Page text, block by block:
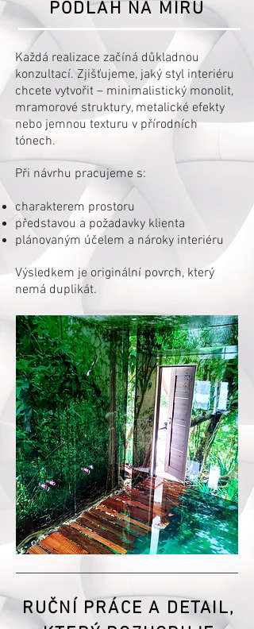
PODLAH NA MÍRU
Každá realizace začíná důkladnou
konzultací. Zjišťujeme, jaký styl interiéru
chcete vytvořit – minimalistický monolit,
mramorové struktury, metalické efekty
nebo jemnou texturu v přírodních
tónech.
Při návrhu pracujeme s:
charakterem prostoru
představou a požadavky klienta
plánovaným účelem a nároky interiéru
Výsledkem je originální povrch, který
nemá duplikát.
RUČNÍ PRÁCE A DETAIL,